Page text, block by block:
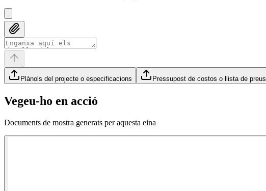
Plànols del projecte o especificacions Pressupost de costos o llista de preus
Vegeu-ho en acció
Documents de mostra generats per aquesta eina